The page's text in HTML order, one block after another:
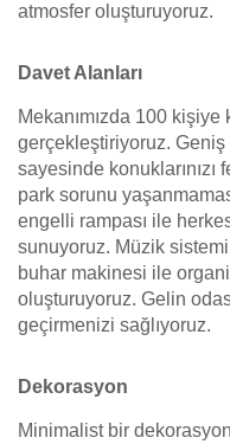
atmosfer oluşturuyoruz.
Davet Alanları
Mekanımızda 100
gerçekleştiriyoruz. Geniş
sayesinde konuklarınızı
park sorunu
engelli rampası ile
sunuyoruz. Müzik
buhar makinesi ile
oluşturuyoruz. Gelin
geçirmenizi sağlıyoruz.
Dekorasyon
Minimalist bir